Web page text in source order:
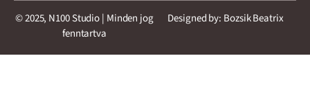
© 2025, N100 Studio | Minden jog
fenntartva
Designed by: Bozsik Beatrix